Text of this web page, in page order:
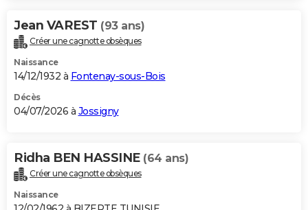
Jean VAREST (93 ans)
Créer une cagnotte obsèques
Naissance
14/12/1932 à Fontenay-sous-Bois
Décès
04/07/2026 à Jossigny
Ridha BEN HASSINE (64 ans)
Créer une cagnotte obsèques
Naissance